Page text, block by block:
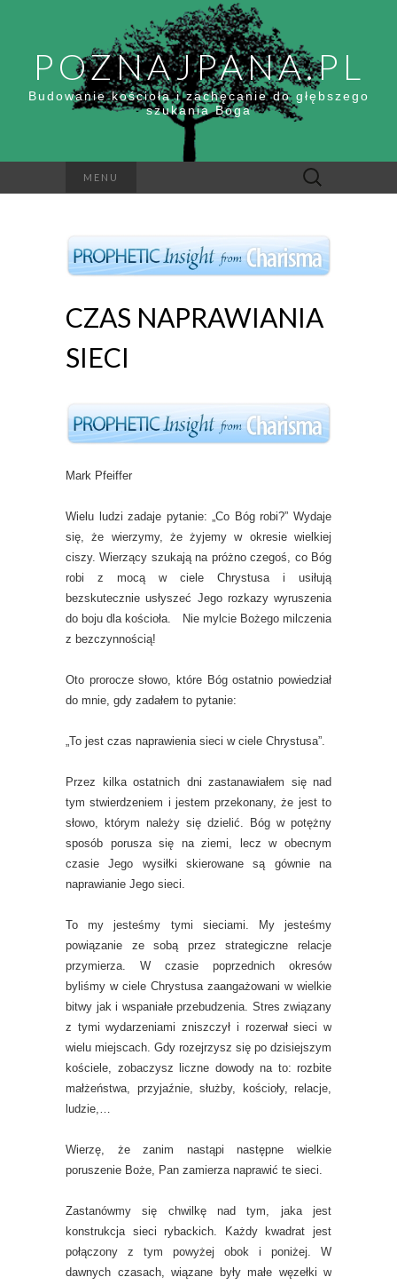
POZNAJPANA.PL
Budowanie kościoła i zachęcanie do głębszego
szukania Boga
MENU Szukaj:
CZAS NAPRAWIANIA
SIECI
Mark Pfeiffer
Wielu ludzi zadaje pytanie: „Co Bóg robi?” Wydaje
się, że wierzymy, że żyjemy w okresie wielkiej
ciszy. Wierzący szukają na próżno czegoś, co Bóg
robi z mocą w ciele Chrystusa i usiłują
bezskutecznie usłyszeć Jego rozkazy wyruszenia
do boju dla kościoła. Nie mylcie Bożego milczenia
z bezczynnością!
Oto prorocze słowo, które Bóg ostatnio powiedział
do mnie, gdy zadałem to pytanie:
„To jest czas naprawienia sieci w ciele Chrystusa”.
Przez kilka ostatnich dni zastanawiałem się nad
tym stwierdzeniem i jestem przekonany, że jest to
słowo, którym należy się dzielić. Bóg w potężny
sposób porusza się na ziemi, lecz w obecnym
czasie Jego wysiłki skierowane są gównie na
naprawianie Jego sieci.
To my jesteśmy tymi sieciami. My jesteśmy
powiązanie ze sobą przez strategiczne relacje
przymierza. W czasie poprzednich okresów
byliśmy w ciele Chrystusa zaangażowani w wielkie
bitwy jak i wspaniałe przebudzenia. Stres związany
z tymi wydarzeniami zniszczył i rozerwał sieci w
wielu miejscach. Gdy rozejrzysz się po dzisiejszym
kościele, zobaczysz liczne dowody na to: rozbite
małżeństwa, przyjaźnie, służby, kościoły, relacje,
ludzie,…
Wierzę, że zanim nastąpi następne wielkie
poruszenie Boże, Pan zamierza naprawić te sieci.
Zastanówmy się chwilkę nad tym, jaka jest
konstrukcja sieci rybackich. Każdy kwadrat jest
połączony z tym powyżej obok i poniżej. W
dawnych czasach, wiązane były małe węzełki w